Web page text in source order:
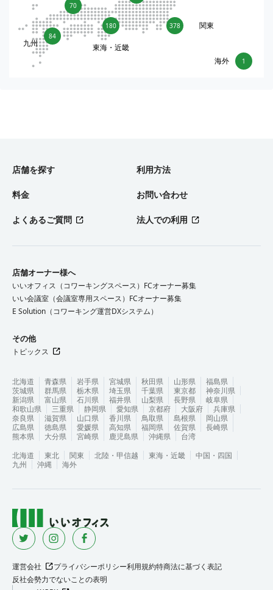
378 関東
180
東海・近畿
70
84
九州
1
海外
店舗を探す 利用方法
料金 お問い合わせ
よくあるご質問 法人での利用
店舗オーナー様へ
いいオフィス（コワーキングスペース）FCオーナー募集
いい会議室（会議室専用スペース）FCオーナー募集
E Solution（コワーキング運営DXシステム）
その他
トピックス
北海道 青森県 岩手県 宮城県 秋田県 山形県
福島県
茨城県
群馬県 栃木県 埼玉県 千葉県 東京都
神奈川県
新潟県
富山県 石川県 福井県 山梨県 長野県
岐阜県
和歌山県
三重県 静岡県 愛知県 京都府 大阪府
兵庫県
奈良県
滋賀県 山口県 香川県 鳥取県 島根県
岡山県
広島県
徳島県 愛媛県 高知県 福岡県 佐賀県
長崎県
熊本県
大分県 宮崎県 鹿児島県 沖縄県
台湾
北海道
東北 関東 北陸・甲信越 東海・近畿
中国・四国
九州
沖縄 海外
運営会社 プライバシーポリシー利用規約特商法に基づく表記
反社会勢力でないことの表明